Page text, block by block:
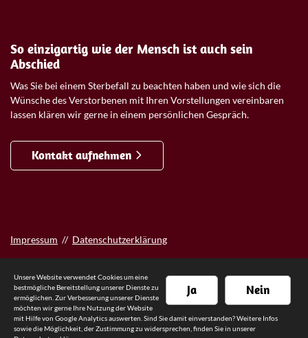
So einzigartig wie der Mensch ist auch sein
Abschied
Was Sie bei einem Sterbefall zu beachten haben und wie sich die
Wünsche des Verstorbenen mit Ihren Vorstellungen vereinbaren
lassen klären wir gerne in einem persönlichen Gespräch.
Kontakt aufnehmen
Impressum // Datenschutzerklärung
Nein
Ja
Unsere Website verwendet Cookies um eine
bestmögliche Bereitstellung unserer Dienste zu
ermöglichen. Zur Verbesserung unserer Dienste
möchten wir gerne Ihre Nutzung der Website
mit Hilfe von Google Analytics auswerten. Sind Sie damit einverstanden? Weitere Infos
sowie die Möglichkeit, der Zustimmung zu widersprechen, finden Sie in unserer